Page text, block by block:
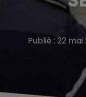
Publié : 22